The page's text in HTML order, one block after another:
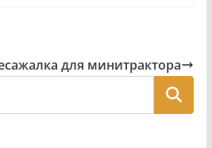
для минитрактора